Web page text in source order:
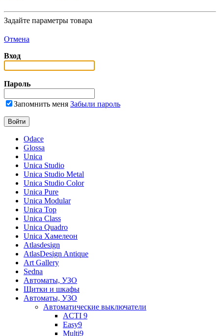
Задайте параметры товара
Отмена
Вход
Пароль
Запомнить меня Забыли пароль
Odace
Glossa
Unica
Unica Studio
Unica Studio Metal
Unica Studio Color
Unica Pure
Unica Modular
Unica Top
Unica Class
Unica Quadro
Unica Хамелеон
Atlasdesign
AtlasDesign Antique
Art Gallery
Sedna
Автоматы, УЗО
Щитки и шкафы
Автоматы, УЗО
Автоматические выключатели
ACTI 9
Easy9
Multi9